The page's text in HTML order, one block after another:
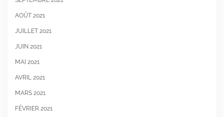
AOÛT 2021
JUILLET 2021
JUIN 2021
MAI 2021
AVRIL 2021
MARS 2021
FÉVRIER 2021